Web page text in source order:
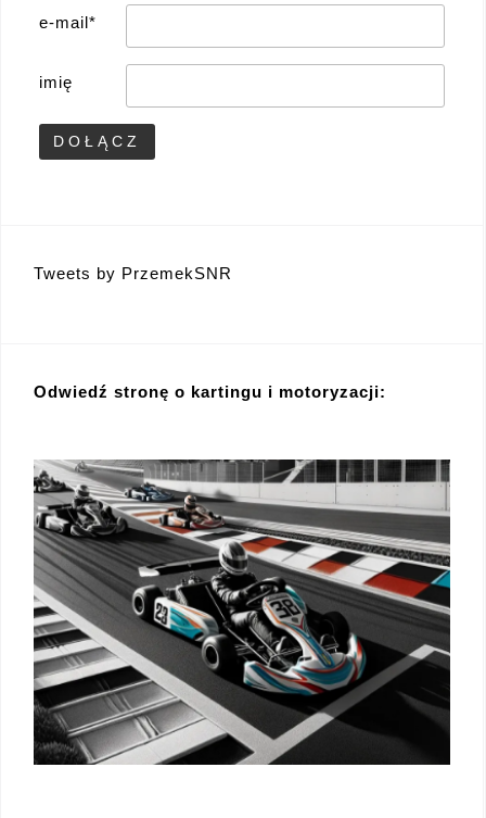
e-mail*
imię
Tweets by PrzemekSNR
Odwiedź stronę o kartingu i motoryzacji: